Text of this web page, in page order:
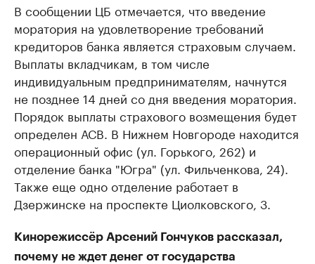
​В сообщении ЦБ отмечается, что введение
моратория на удовлетворение требований
кредиторов банка является страховым случаем.
Выплаты вкладчикам, в том числе
индивидуальным предпринимателям, начнутся
не позднее 14 дней со дня введения моратория.
Порядок выплаты страхового возмещения будет
определен АСВ. В Нижнем Новгороде находится
операционный офис (ул. Горького, 262) и
отделение банка "Югра" (ул. Фильченкова, 24).
Также еще одно отделение работает в
Дзержинске на проспекте Циолковского, 3.
Кинорежиссёр Арсений Гончуков рассказал,
почему не ждет денег от государства